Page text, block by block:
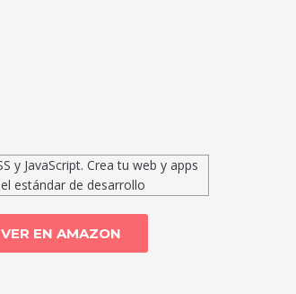
VER EN AMAZON